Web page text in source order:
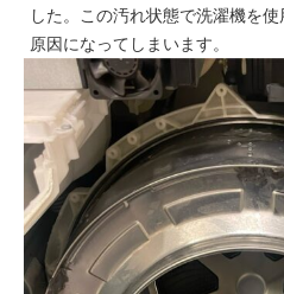
した。この汚れ状態で洗濯機を
原因になってしまいます。